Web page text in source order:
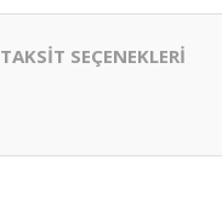
TAKSİT SEÇENEKLERİ